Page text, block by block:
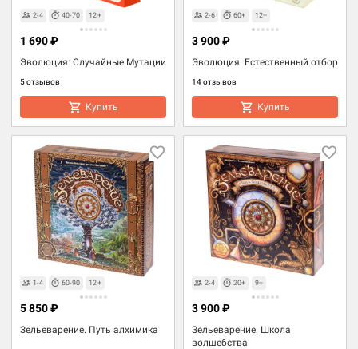
2-4 40-70 12+
Эволюция: Случайные Мутации
5 отзывов
1 690 ₽
Купить
2-6 60+ 12+
Эволюция: Естественный отбор
14 отзывов
3 900 ₽
Купить
1-4 60-90 12+
Зельеварение. Путь алхимика
5 850 ₽
2-4 20+ 9+
Зельеварение. Школа
волшебства
3 900 ₽